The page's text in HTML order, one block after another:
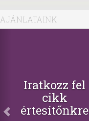
AJÁNLATAINK
Iratkozz fel
cikk
értesítőnkre